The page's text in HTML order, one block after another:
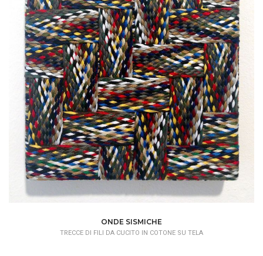
ONDE SISMICHE
TRECCE DI FILI DA CUCITO IN COTONE SU TELA